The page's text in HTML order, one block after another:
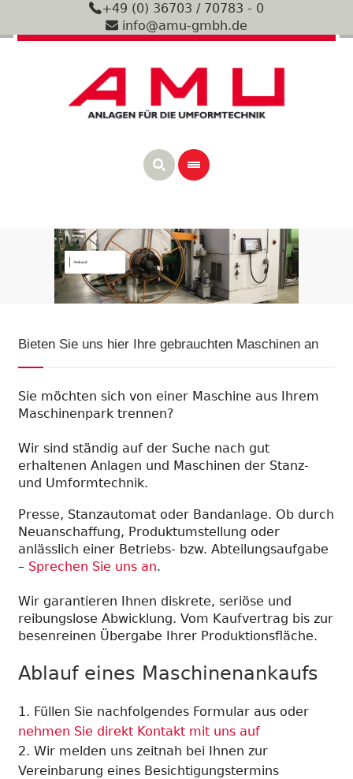
+49 (0) 36703 / 70783 - 0
info@amu-gmbh.de
Ankauf
Bieten Sie uns hier Ihre gebrauchten Maschinen an
Sie möchten sich von einer Maschine aus Ihrem
Maschinenpark trennen?
Wir sind ständig auf der Suche nach gut
erhaltenen Anlagen und Maschinen der Stanz-
und Umformtechnik.
Presse, Stanzautomat oder Bandanlage. Ob durch
Neuanschaffung, Produktumstellung oder
anlässlich einer Betriebs- bzw. Abteilungsaufgabe
– Sprechen Sie uns an.
Wir garantieren Ihnen diskrete, seriöse und
reibungslose Abwicklung. Vom Kaufvertrag bis zur
besenreinen Übergabe Ihrer Produktionsfläche.
Ablauf eines Maschinenankaufs
Füllen Sie nachfolgendes Formular aus oder
nehmen Sie direkt Kontakt mit uns auf
Wir melden uns zeitnah bei Ihnen zur
Vereinbarung eines Besichtigungstermins